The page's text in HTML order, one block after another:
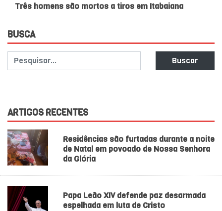
Três homens são mortos a tiros em Itabaiana
BUSCA
Buscar
ARTIGOS RECENTES
Residências são furtadas durante a noite
de Natal em povoado de Nossa Senhora
da Glória
Papa Leão XIV defende paz desarmada
espelhada em luta de Cristo